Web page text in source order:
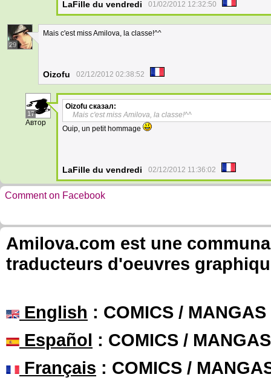
LaFille du vendredi 01/02/2012 12:32:50
29
Mais c'est miss Amilova, la classe!^^
Oizofu 02/12/2012 02:38:52
17
Автор
Oizofu сказал:
Mais c'est miss Amilova, la classe!^^
Ouip, un petit hommage
LaFille du vendredi 02/12/2012 11:36:02
Comment on Facebook
Amilova.com est une
traducteurs d'oeuvres
English : COMICS /
Español : COMICS /
Français : COMICS /